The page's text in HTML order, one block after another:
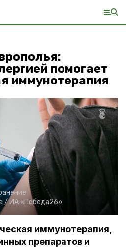
помогает
иммунотерапия
/ ИА «Победа26»
иммунотерапия,
препаратов и